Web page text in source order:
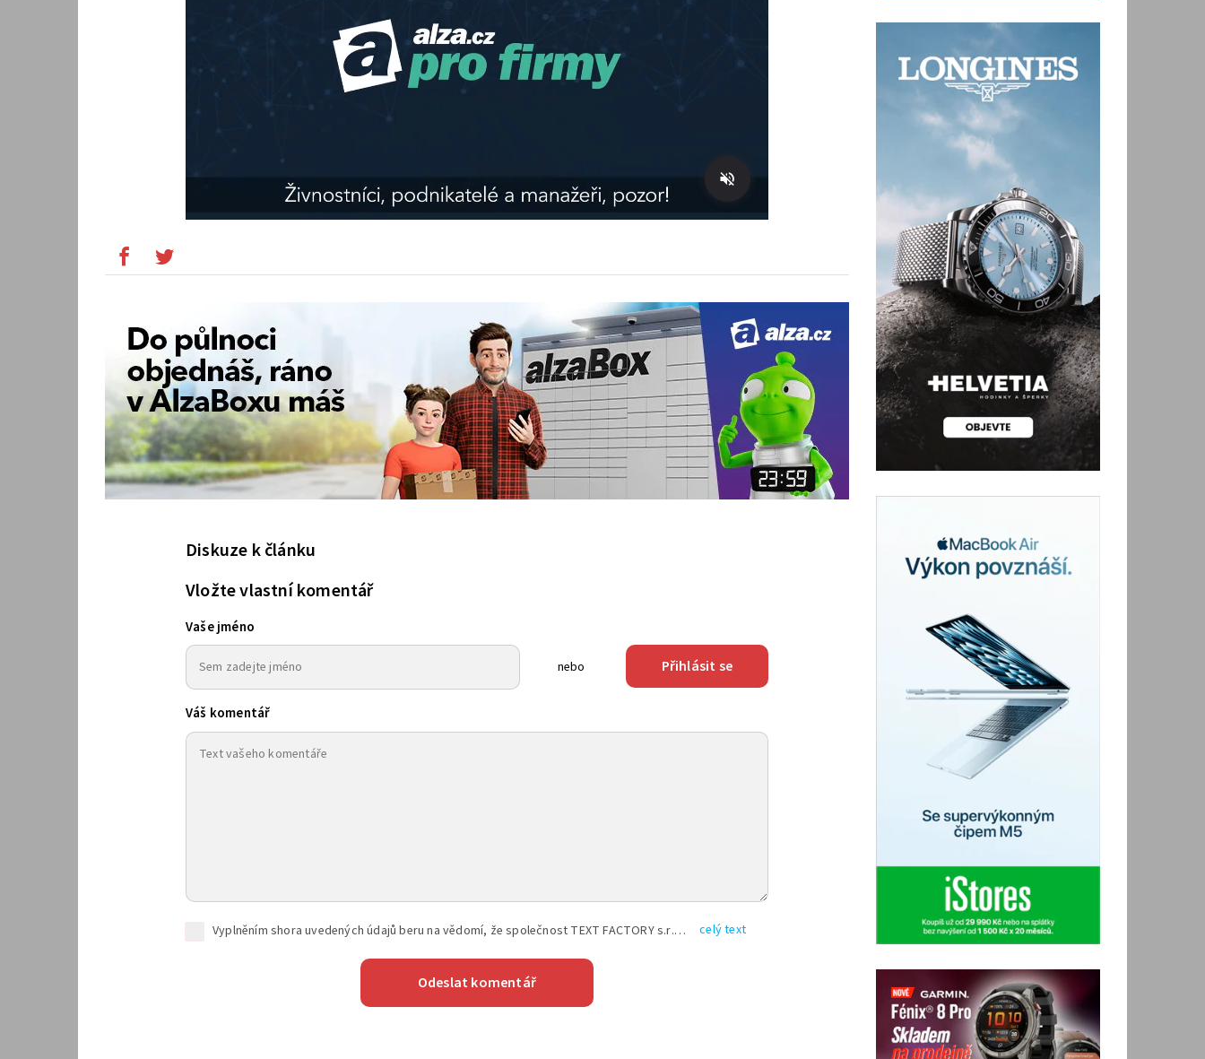
Diskuze k článku
Vložte vlastní komentář
Vaše jméno
nebo Přihlásit se
Váš komentář
Vyplněním shora uvedených údajů beru na vědomí, že společnost TEXT FACTORY s.r.o., sídlem Brno, Durďákova 336/29, Černá Pole, PSČ: 613 00, IČ: 06157831, zapsané u Krajského soudu v Brně, oddíl C, vložka 100399, bude zpracovávat mé osobní údaje uvedené v rámci mnou vyplněného registračního formuláře na základě oprávněných zájmů TEXT FACTORY s.r.o. dle čl. 6 odst. 1 písm. f) GDPR a pro splnění právních povinností (čl. 6 odst. 1 písm. c) GDPR), a to pro tyto účely: nezbytnost zajistit oprávnění návštěvníka webových stránek provozovaných společností TEXT FACTORY s.r.o. přispívat aktivně ke zveřejněným článkům nebo v rámci diskusních fór a výkon práv TEXT FACTORY s.r.o. jako administrátora těchto diskusních fór. Více informací o zpracování osobních údajů a právech lze nalézt v celý text